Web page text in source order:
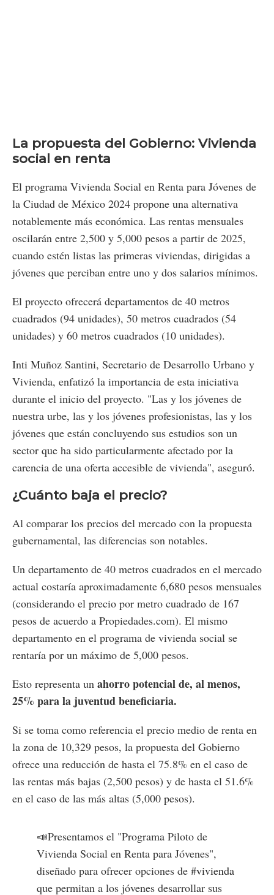
La propuesta del Gobierno: Vivienda
social en renta
El programa Vivienda Social en Renta para Jóvenes de
la Ciudad de México 2024 propone una alternativa
notablemente más económica. Las rentas mensuales
oscilarán entre 2,500 y 5,000 pesos a partir de 2025,
cuando estén listas las primeras viviendas, dirigidas a
jóvenes que perciban entre uno y dos salarios mínimos.
El proyecto ofrecerá departamentos de 40 metros
cuadrados (94 unidades), 50 metros cuadrados (54
unidades) y 60 metros cuadrados (10 unidades).
Inti Muñoz Santini, Secretario de Desarrollo Urbano y
Vivienda, enfatizó la importancia de esta iniciativa
durante el inicio del proyecto. "Las y los jóvenes de
nuestra urbe, las y los jóvenes profesionistas, las y los
jóvenes que están concluyendo sus estudios son un
sector que ha sido particularmente afectado por la
carencia de una oferta accesible de vivienda", aseguró.
¿Cuánto baja el precio?
Al comparar los precios del mercado con la propuesta
gubernamental, las diferencias son notables.
Un departamento de 40 metros cuadrados en el mercado
actual costaría aproximadamente 6,680 pesos mensuales
(considerando el precio por metro cuadrado de 167
pesos de acuerdo a Propiedades.com). El mismo
departamento en el programa de vivienda social se
rentaría por un máximo de 5,000 pesos.
Esto representa un ahorro potencial de, al menos,
25% para la juventud beneficiaria.
Si se toma como referencia el precio medio de renta en
la zona de 10,329 pesos, la propuesta del Gobierno
ofrece una reducción de hasta el 75.8% en el caso de
las rentas más bajas (2,500 pesos) y de hasta el 51.6%
en el caso de las más altas (5,000 pesos).
📣Presentamos el "Programa Piloto de
Vivienda Social en Renta para Jóvenes",
diseñado para ofrecer opciones de #vivienda
que permitan a los jóvenes desarrollar sus